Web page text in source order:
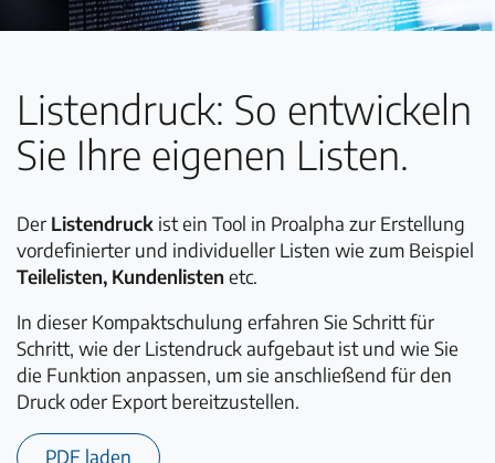
Listendruck: So entwickeln
Sie Ihre eigenen Listen.
Der Listendruck ist ein Tool in Proalpha zur Erstellung
vordefinierter und individueller Listen wie zum Beispiel
Teilelisten, Kundenlistenetc.
In dieser Kompaktschulung erfahren Sie Schritt für
Schritt, wie der Listendruck aufgebaut ist und wie Sie
die Funktion anpassen, um sie anschließend für den
Druck oder Export bereitzustellen.
PDF laden